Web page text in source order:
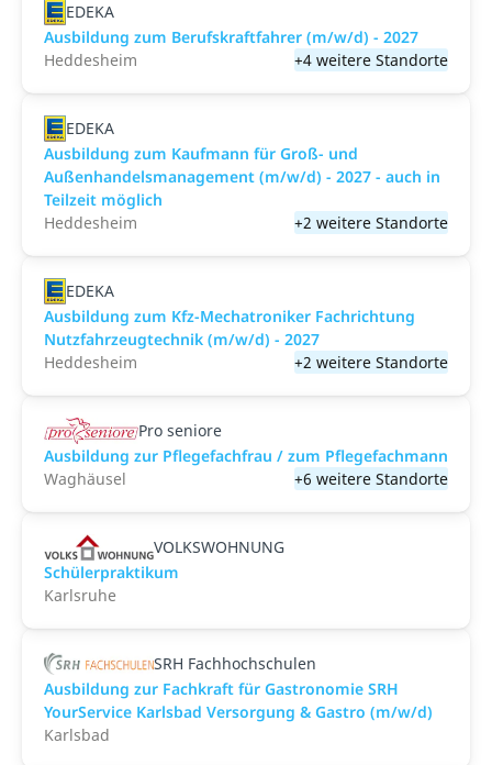
EDEKA
Ausbildung zum Berufskraftfahrer (m/w/d) - 2027
Heddesheim
+4 weitere Standorte
EDEKA
Ausbildung zum Kaufmann für Groß- und
Außenhandelsmanagement (m/w/d) - 2027 - auch in
Teilzeit möglich
Heddesheim
+2 weitere Standorte
EDEKA
Ausbildung zum Kfz-Mechatroniker Fachrichtung
Nutzfahrzeugtechnik (m/w/d) - 2027
Heddesheim
+2 weitere Standorte
Pro seniore
Ausbildung zur Pflegefachfrau / zum Pflegefachmann
Waghäusel
+6 weitere Standorte
VOLKSWOHNUNG
Schülerpraktikum
Karlsruhe
SRH Fachhochschulen
Ausbildung zur Fachkraft für Gastronomie SRH
YourService Karlsbad Versorgung & Gastro (m/w/d)
Karlsbad